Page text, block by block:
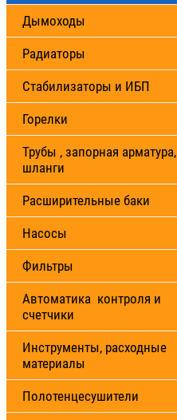
Дымоходы
Радиаторы
Стабилизаторы и ИБП
Горелки
Трубы , запорная арматура,
шланги
Расширительные баки
Насосы
Фильтры
Автоматика контроля и
счетчики
Инструменты, расходные
материалы
Полотенцесушители